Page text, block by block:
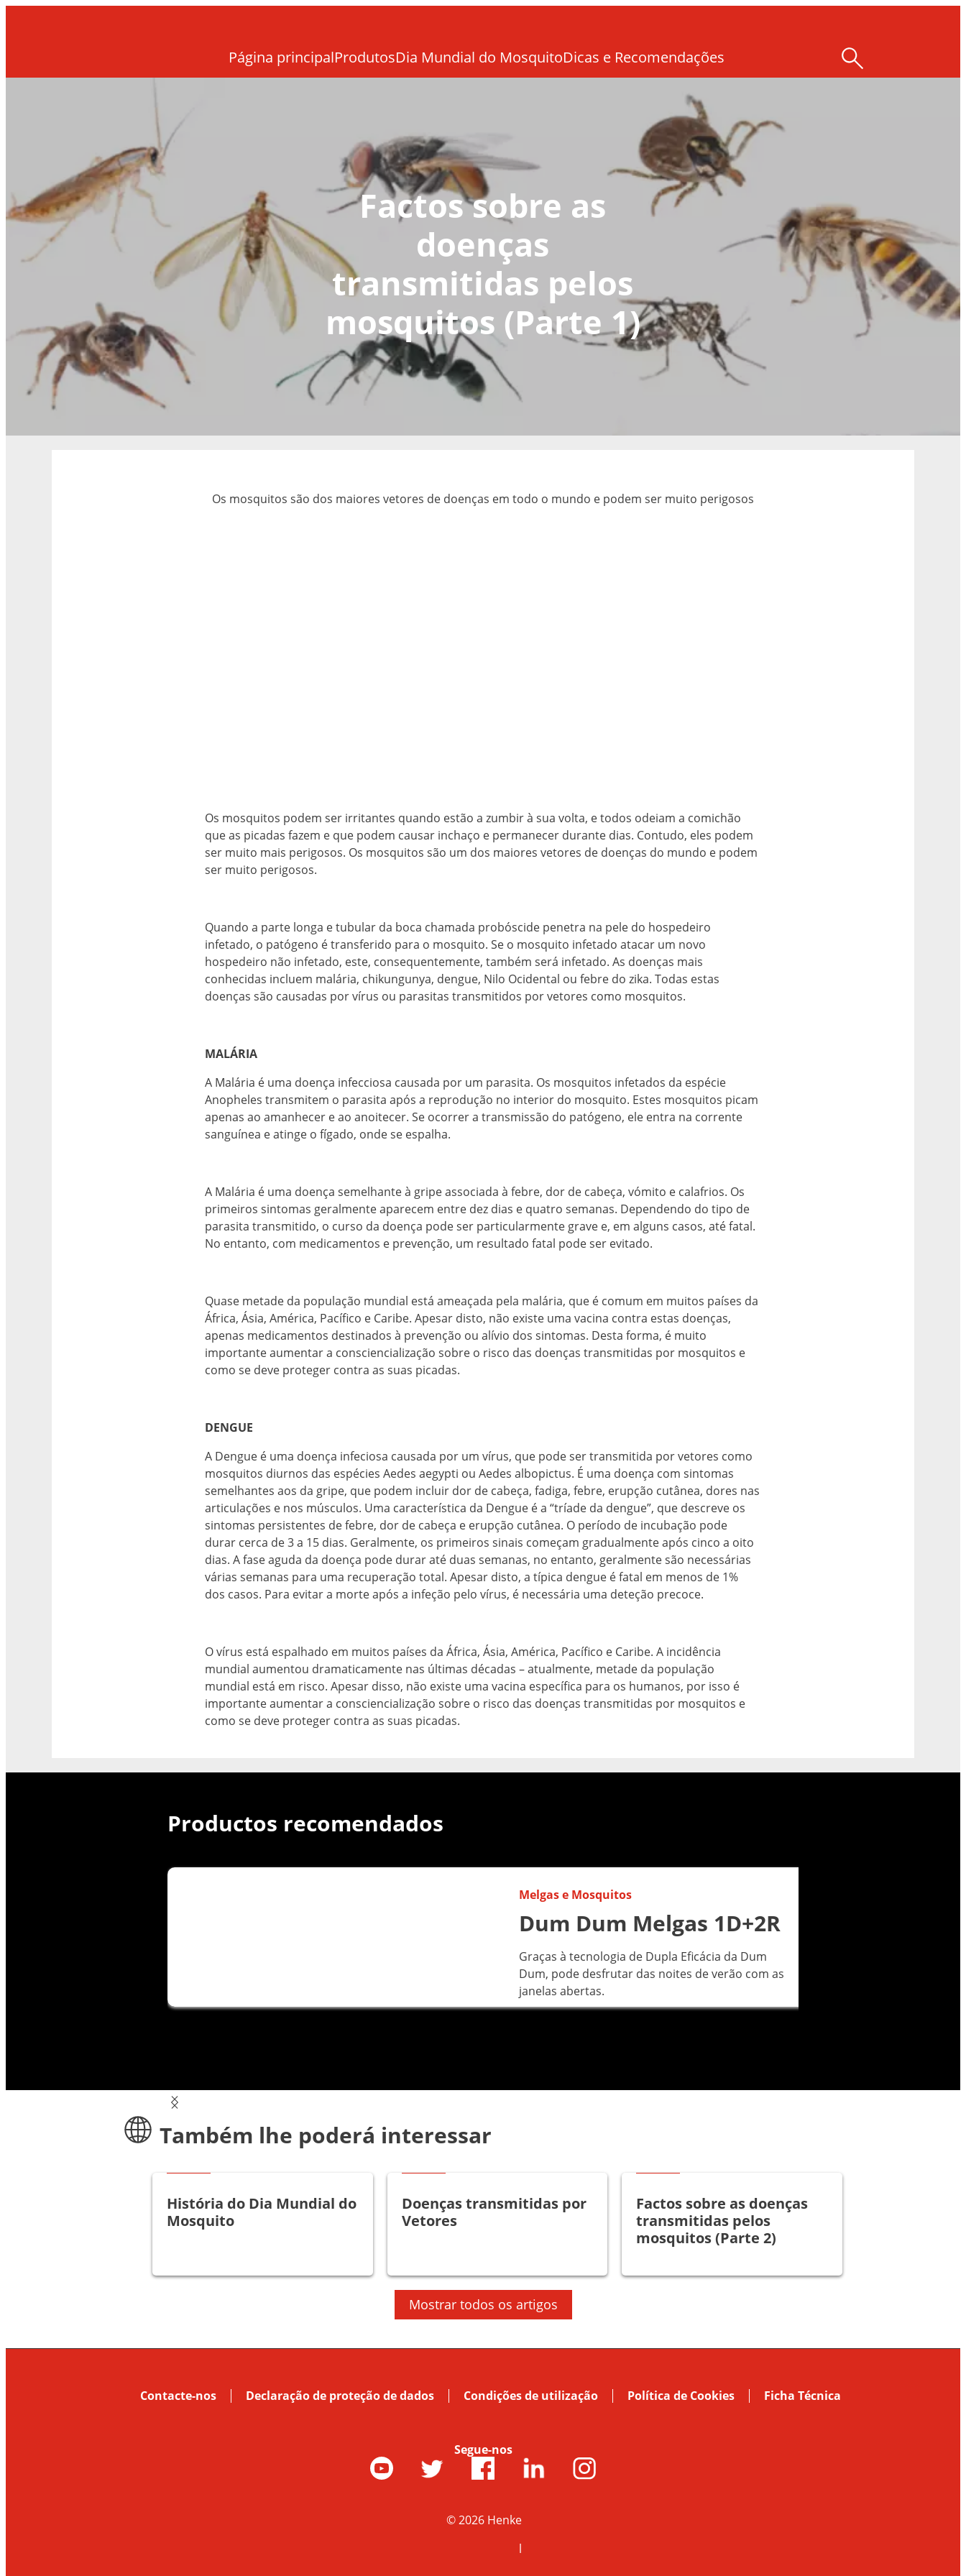
Página principalProdutosDia Mundial do MosquitoDicas e Recomendações
Factos sobre as
doenças
transmitidas pelos
mosquitos (Parte 1)
Os mosquitos são dos maiores vetores de doenças em todo o mundo e podem ser muito perigosos
Os mosquitos podem ser irritantes quando estão a zumbir à sua volta, e todos odeiam a comichão
que as picadas fazem e que podem causar inchaço e permanecer durante dias. Contudo, eles podem
ser muito mais perigosos. Os mosquitos são um dos maiores vetores de doenças do mundo e podem
ser muito perigosos.
Quando a parte longa e tubular da boca chamada probóscide penetra na pele do hospedeiro
infetado, o patógeno é transferido para o mosquito. Se o mosquito infetado atacar um novo
hospedeiro não infetado, este, consequentemente, também será infetado. As doenças mais
conhecidas incluem malária, chikungunya, dengue, Nilo Ocidental ou febre do zika. Todas estas
doenças são causadas por vírus ou parasitas transmitidos por vetores como mosquitos.
MALÁRIA
A Malária é uma doença infecciosa causada por um parasita. Os mosquitos infetados da espécie
Anopheles transmitem o parasita após a reprodução no interior do mosquito. Estes mosquitos picam
apenas ao amanhecer e ao anoitecer. Se ocorrer a transmissão do patógeno, ele entra na corrente
sanguínea e atinge o fígado, onde se espalha.
A Malária é uma doença semelhante à gripe associada à febre, dor de cabeça, vómito e calafrios. Os
primeiros sintomas geralmente aparecem entre dez dias e quatro semanas. Dependendo do tipo de
parasita transmitido, o curso da doença pode ser particularmente grave e, em alguns casos, até fatal.
No entanto, com medicamentos e prevenção, um resultado fatal pode ser evitado.
Quase metade da população mundial está ameaçada pela malária, que é comum em muitos países da
África, Ásia, América, Pacífico e Caribe. Apesar disto, não existe uma vacina contra estas doenças,
apenas medicamentos destinados à prevenção ou alívio dos sintomas. Desta forma, é muito
importante aumentar a consciencialização sobre o risco das doenças transmitidas por mosquitos e
como se deve proteger contra as suas picadas.
DENGUE
A Dengue é uma doença infeciosa causada por um vírus, que pode ser transmitida por vetores como
mosquitos diurnos das espécies Aedes aegypti ou Aedes albopictus. É uma doença com sintomas
semelhantes aos da gripe, que podem incluir dor de cabeça, fadiga, febre, erupção cutânea, dores nas
articulações e nos músculos. Uma característica da Dengue é a “tríade da dengue”, que descreve os
sintomas persistentes de febre, dor de cabeça e erupção cutânea. O período de incubação pode
durar cerca de 3 a 15 dias. Geralmente, os primeiros sinais começam gradualmente após cinco a oito
dias. A fase aguda da doença pode durar até duas semanas, no entanto, geralmente são necessárias
várias semanas para uma recuperação total. Apesar disto, a típica dengue é fatal em menos de 1%
dos casos. Para evitar a morte após a infeção pelo vírus, é necessária uma deteção precoce.
O vírus está espalhado em muitos países da África, Ásia, América, Pacífico e Caribe. A incidência
mundial aumentou dramaticamente nas últimas décadas – atualmente, metade da população
mundial está em risco. Apesar disso, não existe uma vacina específica para os humanos, por isso é
importante aumentar a consciencialização sobre o risco das doenças transmitidas por mosquitos e
como se deve proteger contra as suas picadas.
Productos recomendados
Melgas e Mosquitos
Dum Dum Melgas 1D+2R
Graças à tecnologia de Dupla Eficácia da Dum
Dum, pode desfrutar das noites de verão com as
janelas abertas.
Também lhe poderá interessar
História do Dia Mundial do
Mosquito
Doenças transmitidas por
Vetores
Factos sobre as doenças
transmitidas pelos
mosquitos (Parte 2)
Mostrar todos os artigos
Contacte-nos Declaração de proteção de dados Condições de utilização Política de Cookies Ficha Técnica
Segue-nos
© 2026 Henke
l